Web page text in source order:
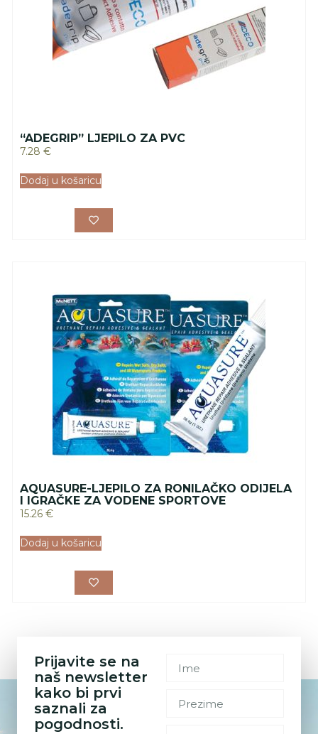
“ADEGRIP” LJEPILO ZA PVC
7.28 €
Dodaj u košaricu
AQUASURE-LJEPILO ZA RONILAČKO ODIJELA
I IGRAČKE ZA VODENE SPORTOVE
15.26 €
Dodaj u košaricu
Prijavite se na
naš newsletter
kako bi prvi
saznali za
pogodnosti.